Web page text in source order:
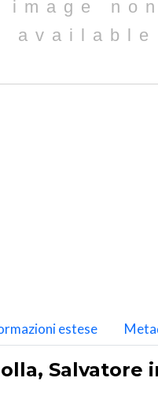
estese
Salvatore